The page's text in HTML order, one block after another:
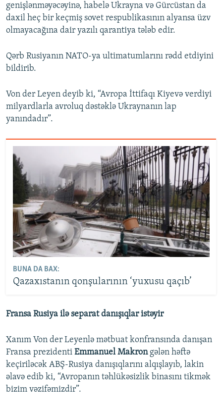
genişlənməyəcəyinə, habelə Ukrayna və Gürcüstan da
daxil heç bir keçmiş sovet respublikasının alyansa üzv
olmayacağına dair yazılı qarantiya tələb edir.
Qərb Rusiyanın NATO-ya ultimatumlarını rədd etdiyini
bildirib.
Von der Leyen deyib ki, “Avropa İttifaqı Kiyevə verdiyi
milyardlarla avroluq dəstəklə Ukraynanın lap
yanındadır”.
BUNA DA BAX:
Qazaxıstanın qonşularının ‘yuxusu qaçıb’
Fransa Rusiya ilə separat danışıqlar istəyir
Xanım Von der Leyenlə mətbuat konfransında danışan
Fransa prezidenti Emmanuel Makrongələn həftə
keçiriləcək ABŞ-Rusiya danışıqlarını alqışlayıb, lakin
əlavə edib ki, “Avropanın təhlükəsizlik binasını tikmək
bizim vəzifəmizdir”.